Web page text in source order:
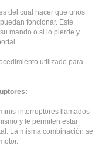
del cual hacer que unos
foncionar. Este
mando o si lo pierde y
utilizado para
interruptores llamados
y le permiten estar
La misma combinación se